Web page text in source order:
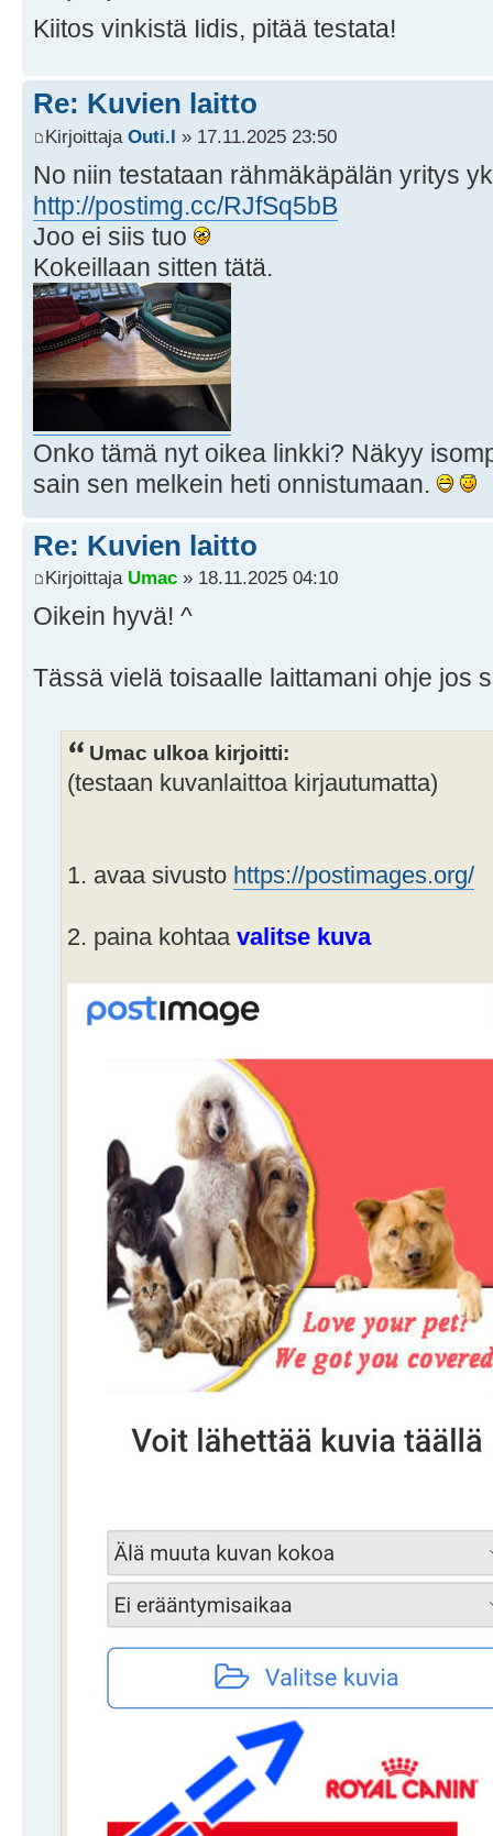
Kiitos vinkistä Iidis, pitää testata!
Re: Kuvien laitto
Kirjoittaja Outi.I » 17.11.2025 23:50
No niin testataan rähmäkäpälän yritys
http://postimg.cc/RJfSq5bB
Joo ei siis tuo
Kokeillaan sitten tätä.
Onko tämä nyt oikea linkki? Näkyy
sain sen melkein heti onnistumaan.
Re: Kuvien laitto
Kirjoittaja Umac » 18.11.2025 04:10
Oikein hyvä! ^
Tässä vielä toisaalle laittamani ohje jos
Umac ulkoa kirjoitti:
(testaan kuvanlaittoa kirjautumatta)
1. avaa sivusto https://postimages.org/
2. paina kohtaa valitse kuva